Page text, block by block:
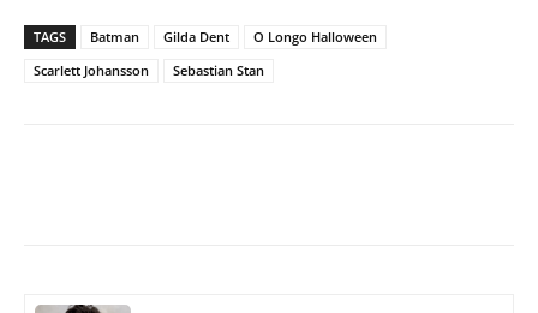
TAGS Batman Gilda Dent
O Longo Halloween
Scarlett Johansson
Sebastian Stan